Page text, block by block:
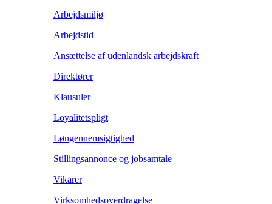
Arbejdsmiljø
Arbejdstid
Ansættelse af udenlandsk arbejdskraft
Direktører
Klausuler
Loyalitetspligt
Løngennemsigtighed
Stillingsannonce og jobsamtale
Vikarer
Virksomhedsoverdragelse